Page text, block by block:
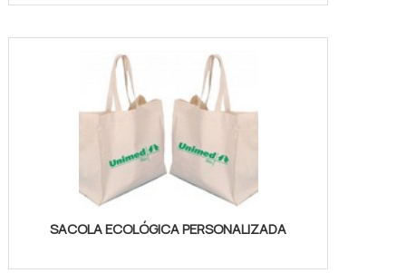
SACOLA ECOLÓGICA PERSONALIZADA